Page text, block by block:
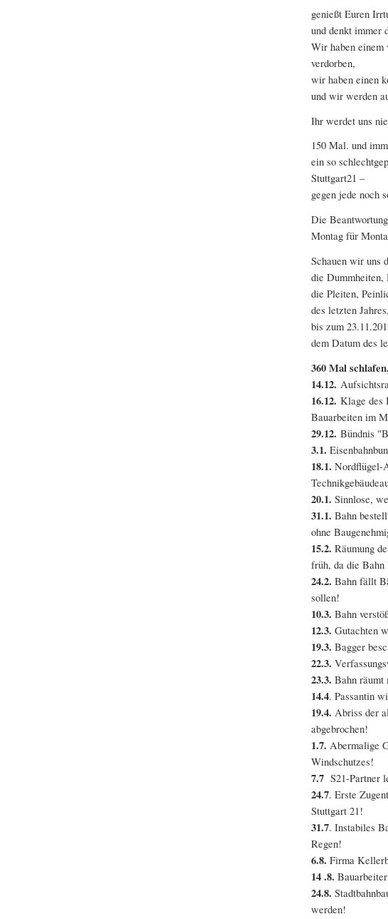
genießt Euren
und denkt immer
Wir haben einem
verdorben,
wir haben einen
und wir werden
Ihr werdet uns
150 Mal. und
ein so
Stuttgart21 –
gegen jede noch
Die
Montag für
Schauen wir uns
die Dummheiten,
die Pleiten,
des letzten
bis zum
dem Datum des
360 Mal
14.12.
16.12. Klage des
Bauarbeiten im
29.12. Bündnis
3.1.
18.1. Nordflügel-
20.1. Sinnlose,
31.1. Bahn
ohne
15.2. Räumung
früh, da die Bahn
24.2. Bahn fällt
sollen!
10.3. Bahn
12.3. Gutachten
19.3. Bagger
22.3.
23.3. Bahn räumt
14.4. Passantin
19.4. Abriss der
abgebrochen!
1.7. Abermalige
Windschutzes!
7.7 S21-Partner
24.7. Erste
Stuttgart 21!
31.7. Instabiles
Regen!
6.8. Firma
14 .8.
24.8.
werden!